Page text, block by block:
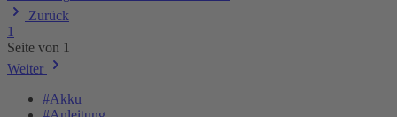
Zurück
1
Seite von 1
Weiter
#Akku